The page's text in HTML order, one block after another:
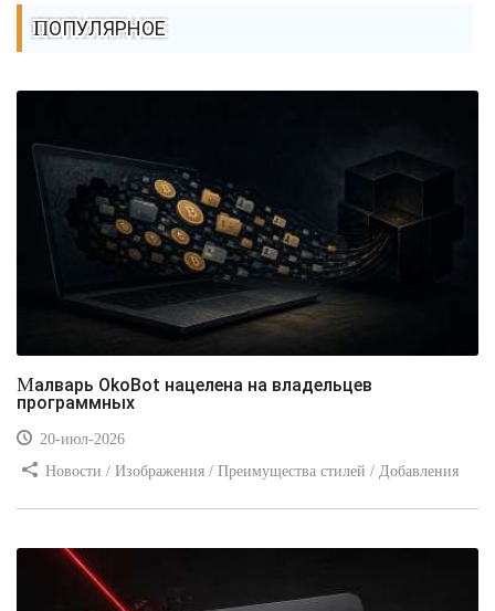
ПОПУЛЯРНОЕ
Малварь OkoBot нацелена на владельцев
программных
20-июл-2026
Новости / Изображения / Преимущества стилей / Добавления